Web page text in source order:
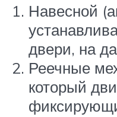
Навесной
двери, на
Реечные
который